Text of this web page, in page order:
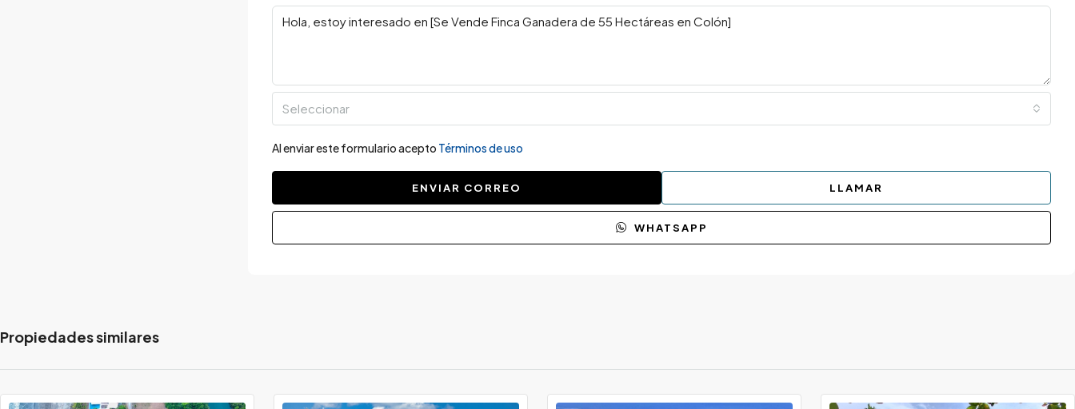
Seleccionar
Al enviar este formulario acepto Términos de uso
ENVIAR CORREO LLAMAR
WHATSAPP
Propiedades similares